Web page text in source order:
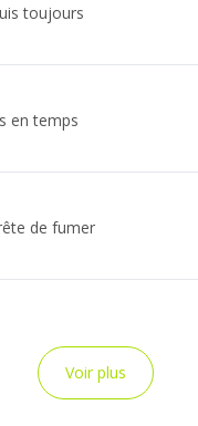
toujours
en temps
de fumer
Voir plus